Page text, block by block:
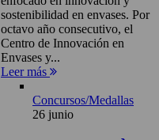
sostenibilidad en envases. Por
octavo año consecutivo, el
Centro de Innovación en
Envases y...
Leer más
Concursos/Medallas
26 junio